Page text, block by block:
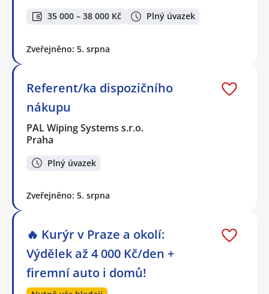
35 000 – 38 000 Kč Plný úvazek
Zveřejněno: 5. srpna
Referent/ka dispozičního
nákupu
PAL Wiping Systems s.r.o.
Praha
Plný úvazek
Zveřejněno: 5. srpna
🔥 Kurýr v Praze a okolí:
Výdělek až 4 000 Kč/den +
firemní auto i domů!